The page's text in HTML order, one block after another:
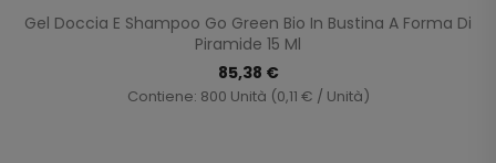
Gel Doccia E Shampoo Go Green Bio In Bustina A Forma Di
Piramide 15 Ml
85,38 €
Contiene: 800 Unità (0,11 € / Unità)